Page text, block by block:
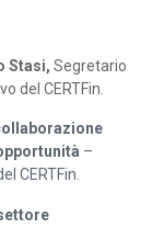
Stasi, Segretario
del CERTFin.
–
CERTFin.